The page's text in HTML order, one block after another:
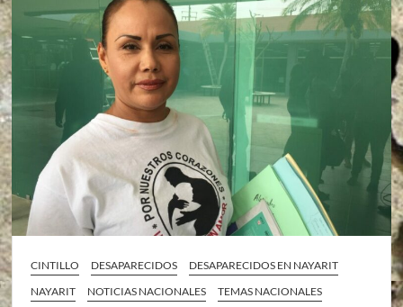
CINTILLO DESAPARECIDOS
DESAPARECIDOS EN NAYARIT
NAYARIT
NOTICIAS NACIONALES TEMAS NACIONALES